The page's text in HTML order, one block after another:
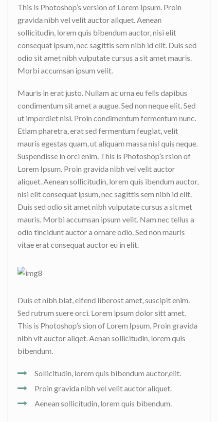
This is Photoshop’s version of Lorem Ipsum. Proin
gravida nibh vel velit auctor aliquet. Aenean
sollicitudin, lorem quis bibendum auctor, nisi elit
consequat ipsum, nec sagittis sem nibh id elit. Duis sed
odio sit amet nibh vulputate cursus a sit amet mauris.
Morbi accumsan ipsum velit.
Mauris in erat justo. Nullam ac urna eu felis dapibus
condimentum sit amet a augue. Sed non neque elit. Sed
ut imperdiet nisi. Proin condimentum fermentum nunc.
Etiam pharetra, erat sed fermentum feugiat, velit
mauris egestas quam, ut aliquam massa nisl quis neque.
Suspendisse in orci enim. This is Photoshop’s rsion of
Lorem Ipsum. Proin gravida nibh vel velit auctor
aliquet. Aenean sollicitudin, lorem quis ibendum auctor,
nisi elit consequat ipsum, nec sagittis sem nibh id elit.
Duis sed odio sit amet nibh vulputate cursus a sit met
mauris. Morbi accumsan ipsum velit. Nam nec tellus a
odio tincidunt auctor a ornare odio. Sed non mauris
vitae erat consequat auctor eu in elit.
Duis et nibh blat, eifend liberost amet, suscipit enim.
Sed rutrum suere orci. Lorem ipsum dolor sitt amet.
This is Photoshop’s sion of Lorem Ipsum. Proin gravida
nibh vit auctor aliqet. Aenan sollicitudin, lorem quis
bibendum.
Sollicitudin, lorem quis bibendum auctor,elit.
Proin gravida nibh vel velit auctor aliquet.
Aenean sollicitudin, lorem quis bibendum.